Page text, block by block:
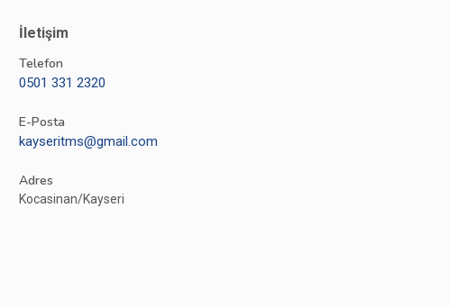
İletişim
Telefon
0501 331 2320
E-Posta
kayseritms@gmail.com
Adres
Kocasinan/Kayseri